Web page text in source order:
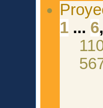
1 ... 6,